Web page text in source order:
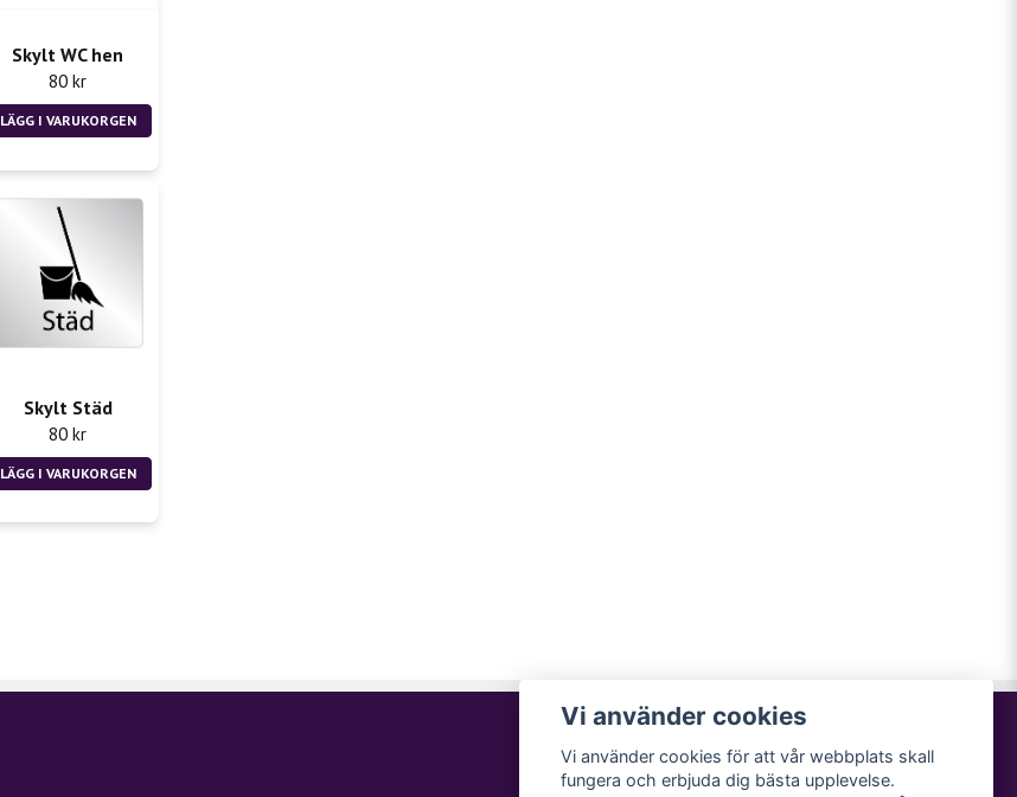
Skylt WC hen
80 kr
LÄGG I VARUKORGEN
Skylt Städ
80 kr
LÄGG I VARUKORGEN
Vi använder cookies
Vi använder cookies för att vår webbplats skall
fungera och erbjuda dig bästa upplevelse.